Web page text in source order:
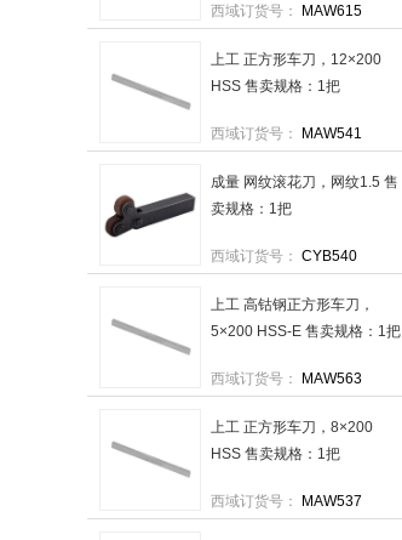
西域订货号： MAW615
上工 正方形车刀，12×200
HSS 售卖规格：1把
西域订货号： MAW541
成量 网纹滚花刀，网纹1.5 售
卖规格：1把
西域订货号： CYB540
上工 高钴钢正方形车刀，
5×200 HSS-E 售卖规格：1把
西域订货号： MAW563
上工 正方形车刀，8×200
HSS 售卖规格：1把
西域订货号： MAW537